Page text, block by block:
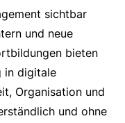
sichtbar
und neue
bieten
in digitale
Organisation und
und ohne